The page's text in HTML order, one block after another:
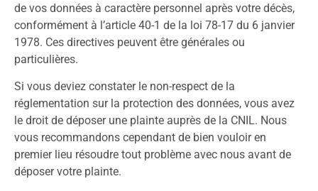
de vos données à caractère personnel après votre décès,
conformément à l’article 40-1 de la loi 78-17 du 6 janvier
1978. Ces directives peuvent être générales ou
particulières.
Si vous deviez constater le non-respect de la
réglementation sur la protection des données, vous avez
le droit de déposer une plainte auprès de la CNIL. Nous
vous recommandons cependant de bien vouloir en
premier lieu résoudre tout problème avec nous avant de
déposer votre plainte.